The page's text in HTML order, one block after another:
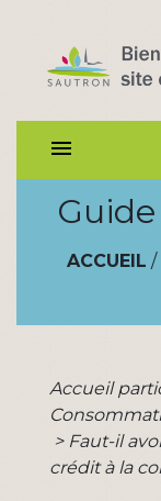
menu
ACCUEIL /
Accueil
> Faut-il
crédit à la